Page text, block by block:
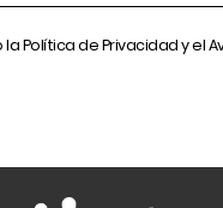
laPolítica de Privacidady el